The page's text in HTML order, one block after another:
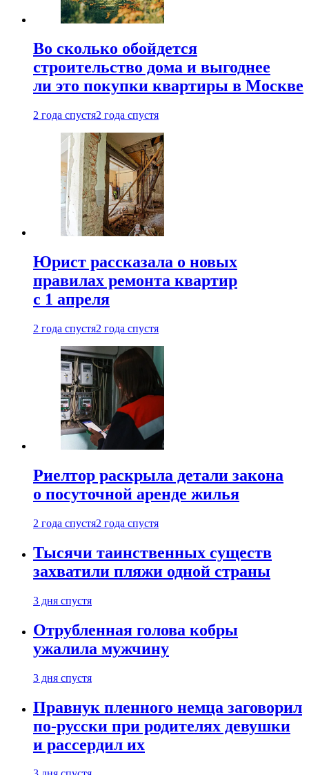
Во сколько обойдется
строительство дома и выгоднее
ли это покупки квартиры в Москве
2 года спустя2 года спустя
Юрист рассказала о новых
правилах ремонта квартир
с 1 апреля
2 года спустя2 года спустя
Риелтор раскрыла детали закона
о посуточной аренде жилья
2 года спустя2 года спустя
Тысячи таинственных существ
захватили пляжи одной страны
3 дня спустя
Отрубленная голова кобры
ужалила мужчину
3 дня спустя
Правнук пленного немца заговорил
по-русски при родителях девушки
и рассердил их